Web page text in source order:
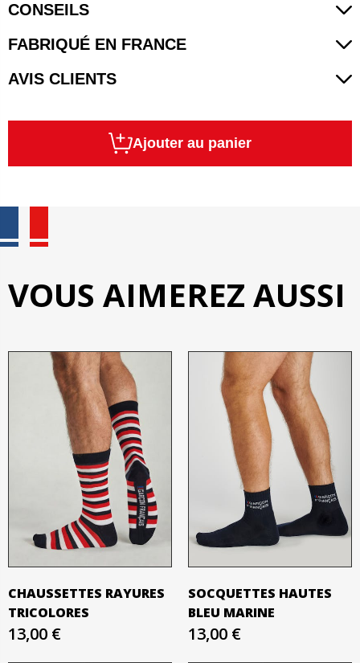
CONSEILS
FABRIQUÉ EN FRANCE
AVIS CLIENTS
Ajouter au panier
VOUS AIMEREZ AUSSI
CHAUSSETTES RAYURES
TRICOLORES
13,00 €
SOCQUETTES HAUTES
BLEU MARINE
13,00 €